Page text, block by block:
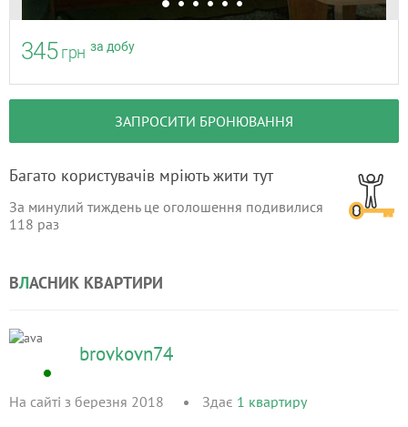
345 грн за добу
ЗАПРОСИТИ БРОНЮВАННЯ
Багато користувачів мріють жити тут
За минулий тиждень це оголошення подивилися
118 раз
ВЛАСНИК КВАРТИРИ
brovkovn74
На сайті з березня 2018 Здає 1 квартиру